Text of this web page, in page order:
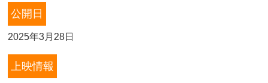
公開日
2025年3月28日
上映情報